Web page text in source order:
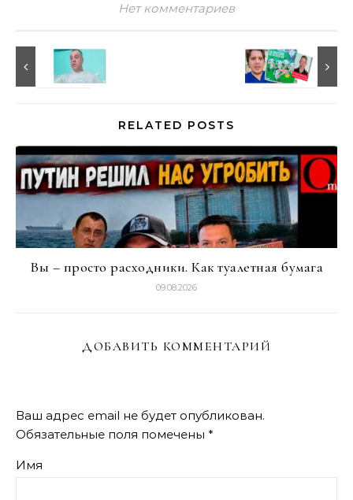
Нет комментариев
RELATED POSTS
Вы – просто расходники. Как туалетная бумага
09.08.2026
ДОБАВИТЬ КОММЕНТАРИЙ
Ваш адрес email не будет опубликован.
Обязательные поля помечены *
Имя